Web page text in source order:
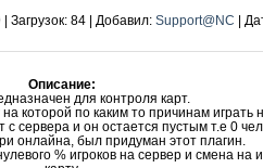
Загрузок: 84 Добавил: Support@NC
Описание:
для контроля карт.
которой по каким то причинам играть
с сервера и он остается пустым т.е 0
онлайна, был придуман этот плагин.
% игроков на сервер и смена на